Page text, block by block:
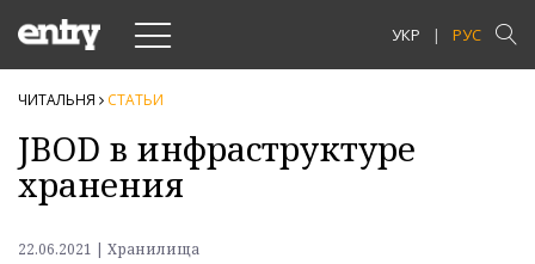
Toggle
navigation УКР РУС
ЧИТАЛЬНЯ СТАТЬИ
JBOD в инфраструктуре
хранения
22.06.2021 | Хранилища